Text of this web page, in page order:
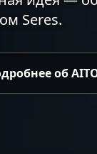
Seres.
об